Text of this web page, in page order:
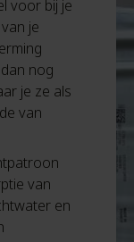
voor bij je
je
nog
je ze als
van
van
en